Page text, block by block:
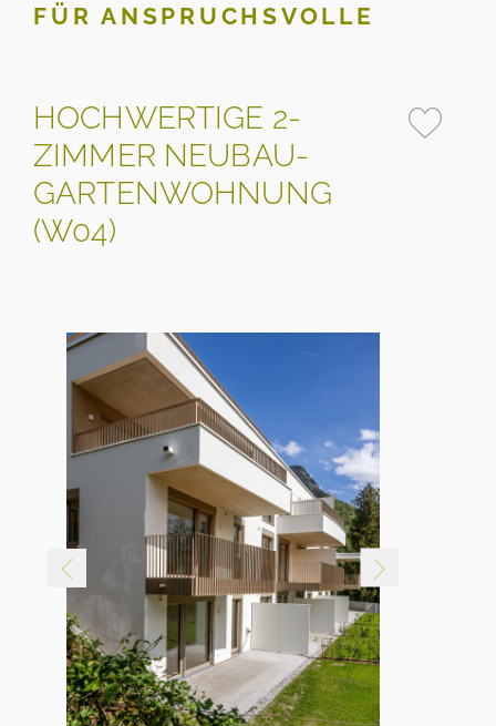
FÜR ANSPRUCHSVOLLE
HOCHWERTIGE 2-
ZIMMER NEUBAU-
GARTENWOHNUNG
(W04)